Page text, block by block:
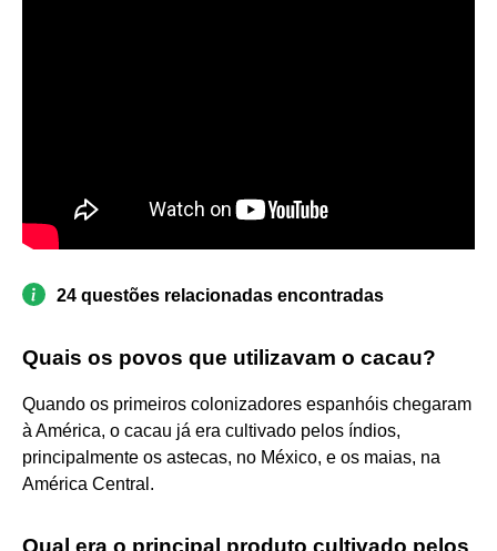
24 questões relacionadas encontradas
Quais os povos que utilizavam o cacau?
Quando os primeiros colonizadores espanhóis chegaram
à América, o cacau já era cultivado pelos índios,
principalmente os astecas, no México, e os maias, na
América Central.
Qual era o principal produto cultivado pelos